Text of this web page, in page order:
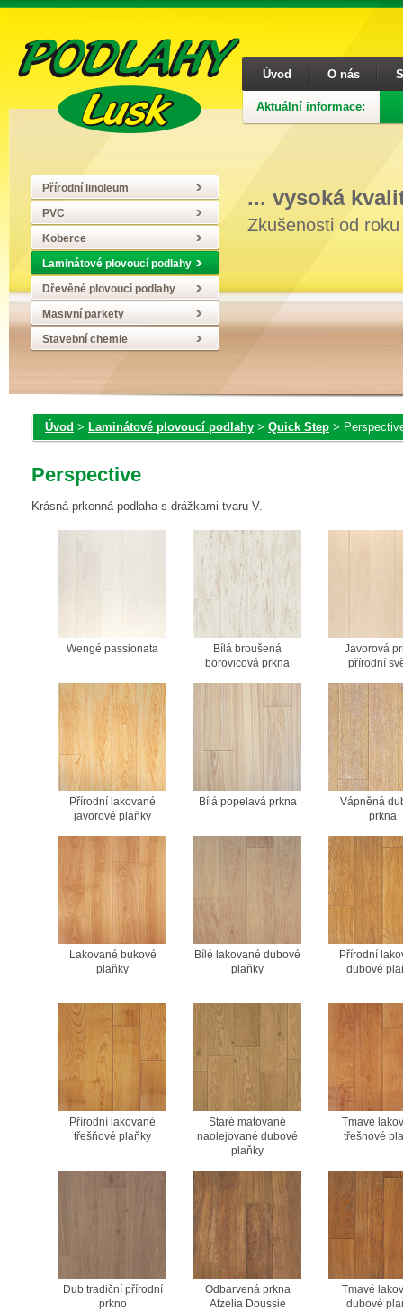
Úvod O nás
Aktuální informace:
... vysoká
Zkušenosti od
Přírodní linoleum
PVC
Koberce
Laminátové plovoucí podlahy
Dřevěné plovoucí podlahy
Masivní parkety
Stavební chemie
Úvod > Laminátové plovoucí podlahy > Quick Step >
Perspective
Krásná prkenná podlaha s drážkami tvaru V.
Wengé passionata
Bílá broušená
borovicová prkna
Javorová
přírodní
Přírodní lakované
javorové plaňky
Bílá popelavá prkna
Vápněná
prkna
Lakované bukové
plaňky
Bílé lakované dubové
plaňky
Přírodní
dubové
Přírodní lakované
třešňové plaňky
Staré matované
naolejované dubové
plaňky
Tmavé
třešnové
Dub tradiční přírodní
prkno
Odbarvená prkna
Afzelia Doussie
Tmavé
dubové